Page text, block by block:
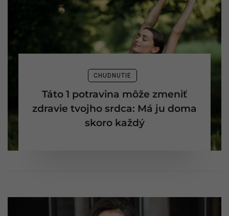
CHUDNUTIE
Táto 1 potravina môže zmeniť
zdravie tvojho srdca: Má ju doma
skoro každý